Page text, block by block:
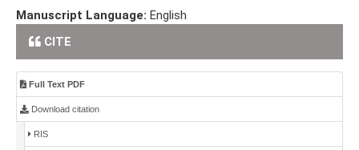
Manuscript Language: English
CITE
Full Text PDF
Download citation
RIS